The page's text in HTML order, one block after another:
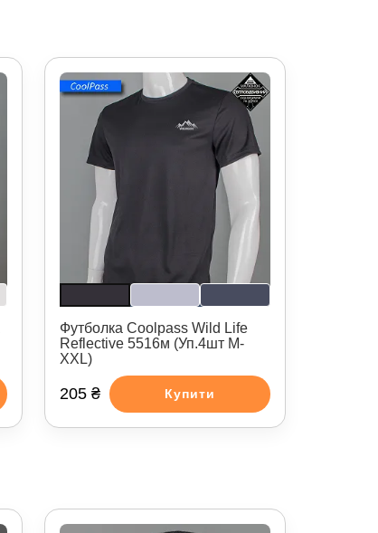
Футболка Coolpass Wild Life
Reflective 5516м (Уп.4шт M-
XXL)
205 ₴ Купити